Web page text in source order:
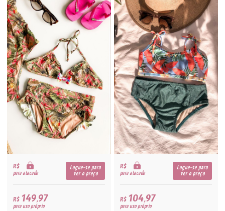
R$
para atacado
Logue-se para
ver o preço
R$149,97
para uso próprio
R$
para atacado
Logue-se para
ver o preço
R$104,97
para uso próprio